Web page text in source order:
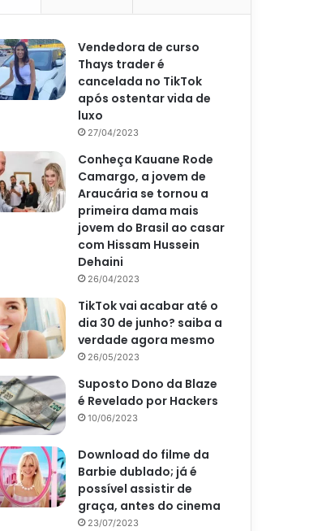
Vendedora de curso
Thays trader é
cancelada no TikTok
após ostentar vida de
luxo
27/04/2023
Conheça Kauane Rode
Camargo, a jovem de
Araucária se tornou a
primeira dama mais
jovem do Brasil ao casar
com Hissam Hussein
Dehaini
26/04/2023
TikTok vai acabar até o
dia 30 de junho? saiba a
verdade agora mesmo
26/05/2023
Suposto Dono da Blaze
é Revelado por Hackers
10/06/2023
Download do filme da
Barbie dublado; já é
possível assistir de
graça, antes do cinema
23/07/2023